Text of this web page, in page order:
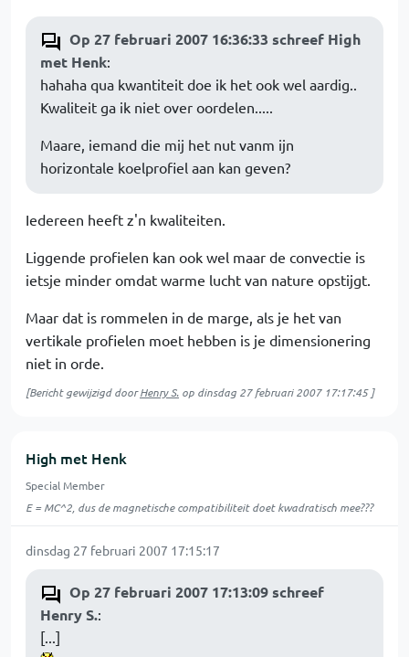
Op 27 februari 2007 16:36:33 schreef High
met Henk:
hahaha qua kwantiteit doe ik het ook wel aardig..
Kwaliteit ga ik niet over oordelen.....
Maare, iemand die mij het nut vanm ijn
horizontale koelprofiel aan kan geven?
Iedereen heeft z'n kwaliteiten.
Liggende profielen kan ook wel maar de convectie is
ietsje minder omdat warme lucht van nature opstijgt.
Maar dat is rommelen in de marge, als je het van
vertikale profielen moet hebben is je dimensionering
niet in orde.
[Bericht gewijzigd doorHenry S. op dinsdag 27 februari 2007 17:17:45]
High met Henk
Special Member
E = MC^2, dus de magnetische compatibiliteit doet kwadratisch mee???
dinsdag 27 februari 2007 17:15:17
Op 27 februari 2007 17:13:09 schreef
Henry S.:
[...]